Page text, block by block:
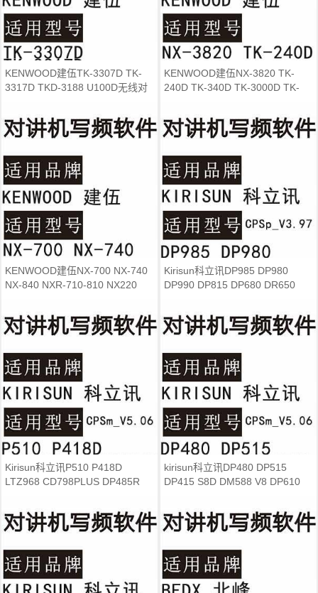
KENWOOD建伍TK-3307D TK-
3317D TKD-3188 U100D无线对
KENWOOD建伍NX-3820 TK-
240D TK-340D TK-3000D TK-
KENWOOD建伍NX-700 NX-740
NX-840 NXR-710-810 NX220
Kirisun科立讯DP985 DP980
DP990 DP815 DP680 DR650
Kirisun科立讯P510 P418D
LTZ968 CD798PLUS DP485R
kirisun科立讯DP480 DP515
DP415 S8D DM588 V8 DP610